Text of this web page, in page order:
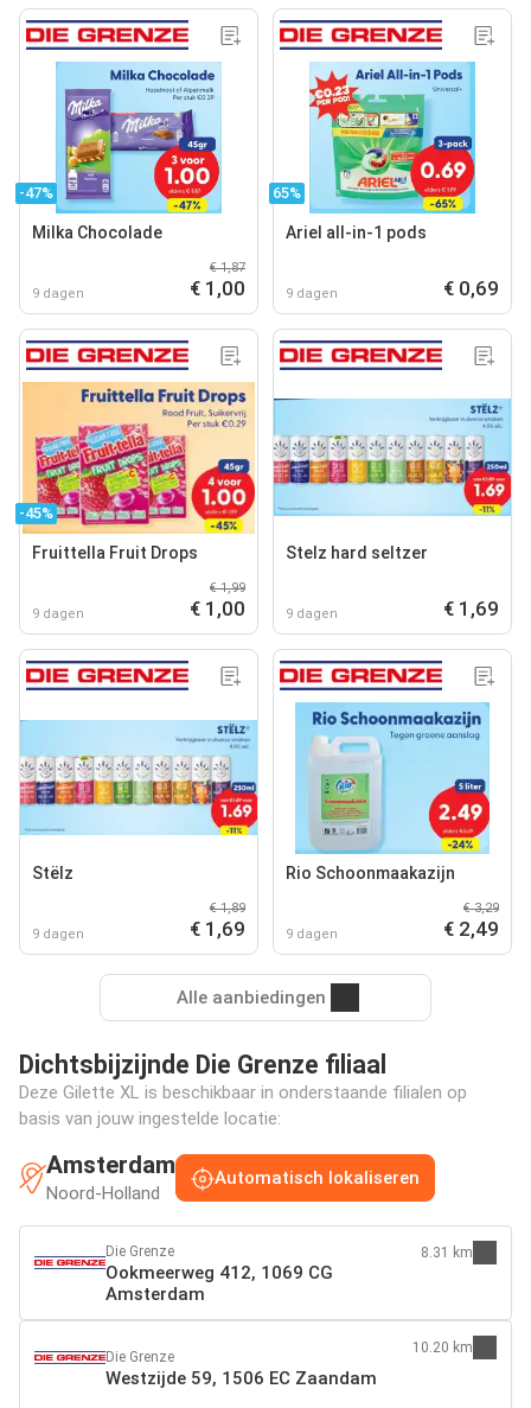
-47%
Milka Chocolade
9 dagen
€ 1,87
€ 1,00
65%
Ariel all-in-1 pods
9 dagen € 0,69
-45%
Fruittella Fruit Drops
9 dagen
€ 1,99
€ 1,00
Stelz hard seltzer
9 dagen € 1,69
Stëlz
9 dagen
€ 1,89
€ 1,69
Rio Schoonmaakazijn
9 dagen
€ 3,29
€ 2,49
Alle aanbiedingen
Dichtsbijzijnde Die Grenze filiaal
Deze Gilette XL is beschikbaar in onderstaande filialen op
basis van jouw ingestelde locatie:
Amsterdam
Noord-Holland
Automatisch lokaliseren
Die Grenze
Ookmeerweg 412, 1069 CG
Amsterdam
8.31 km
Die Grenze
Westzijde 59, 1506 EC Zaandam
10.20 km